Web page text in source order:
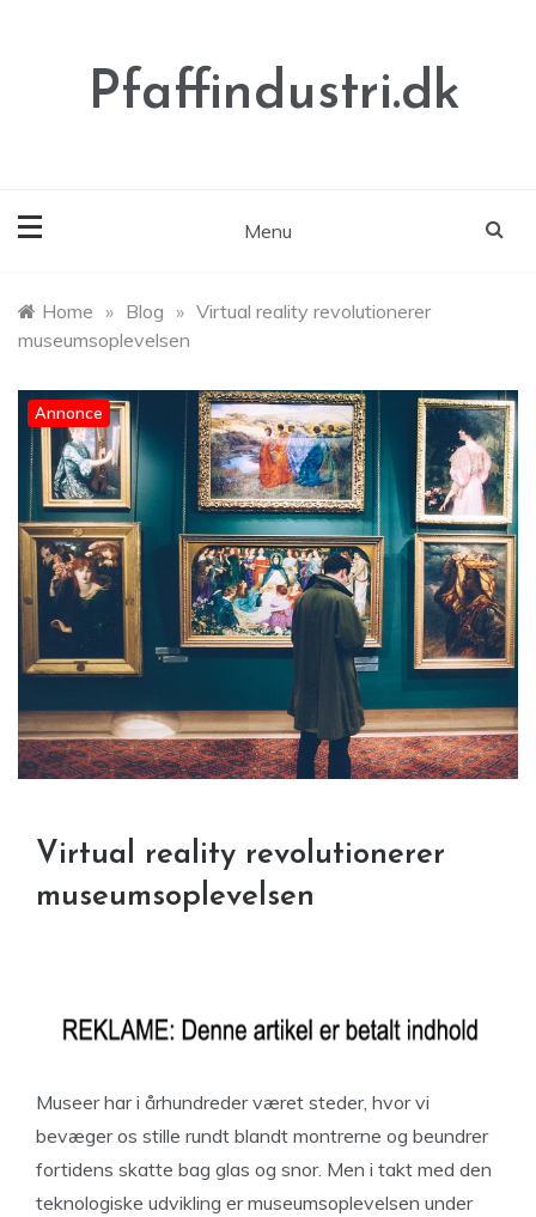
Pfaffindustri.dk
Menu
Home » Blog » Virtual reality revolutionerer
museumsoplevelsen
Annonce
Virtual reality revolutionerer
museumsoplevelsen
Museer har i århundreder været steder, hvor vi
bevæger os stille rundt blandt montrerne og beundrer
fortidens skatte bag glas og snor. Men i takt med den
teknologiske udvikling er museumsoplevelsen under